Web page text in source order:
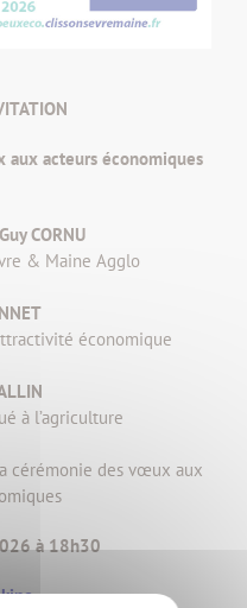
aux acteurs économiques
CORNU
& Maine Agglo
économique
à l’agriculture
cérémonie des vœux aux
à 18h30